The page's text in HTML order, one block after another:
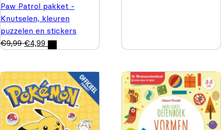
Paw Patrol pakket -
Knutselen, kleuren
puzzelen en stickers
€9,99 €4,99